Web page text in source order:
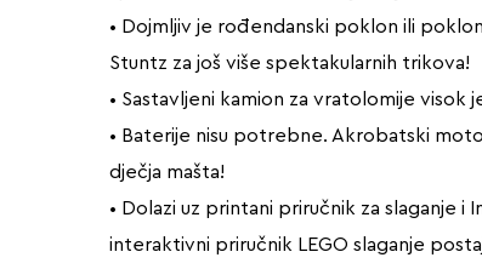
• Dojmljiv je rođendanski poklon ili
Stuntz za još više spektakularnih trikova!
• Sastavljeni kamion za vratolomije visok
• Baterije nisu potrebne. Akrobatski
dječja mašta!
• Dolazi uz printani priručnik za slaganje
interaktivni priručnik LEGO slaganje